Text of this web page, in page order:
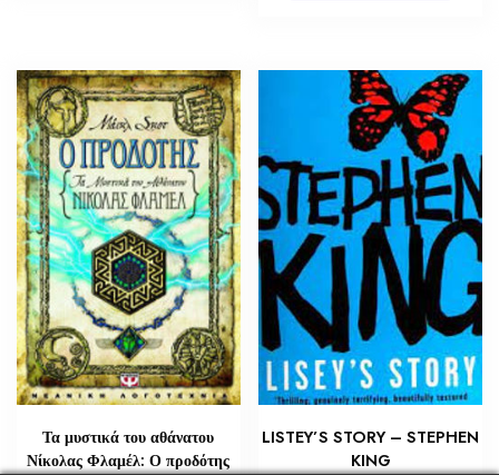
Τα μυστικά του αθάνατου
Νίκολας Φλαμέλ: Ο προδότης
LISTEY’S STORY – STEPHEN
KING